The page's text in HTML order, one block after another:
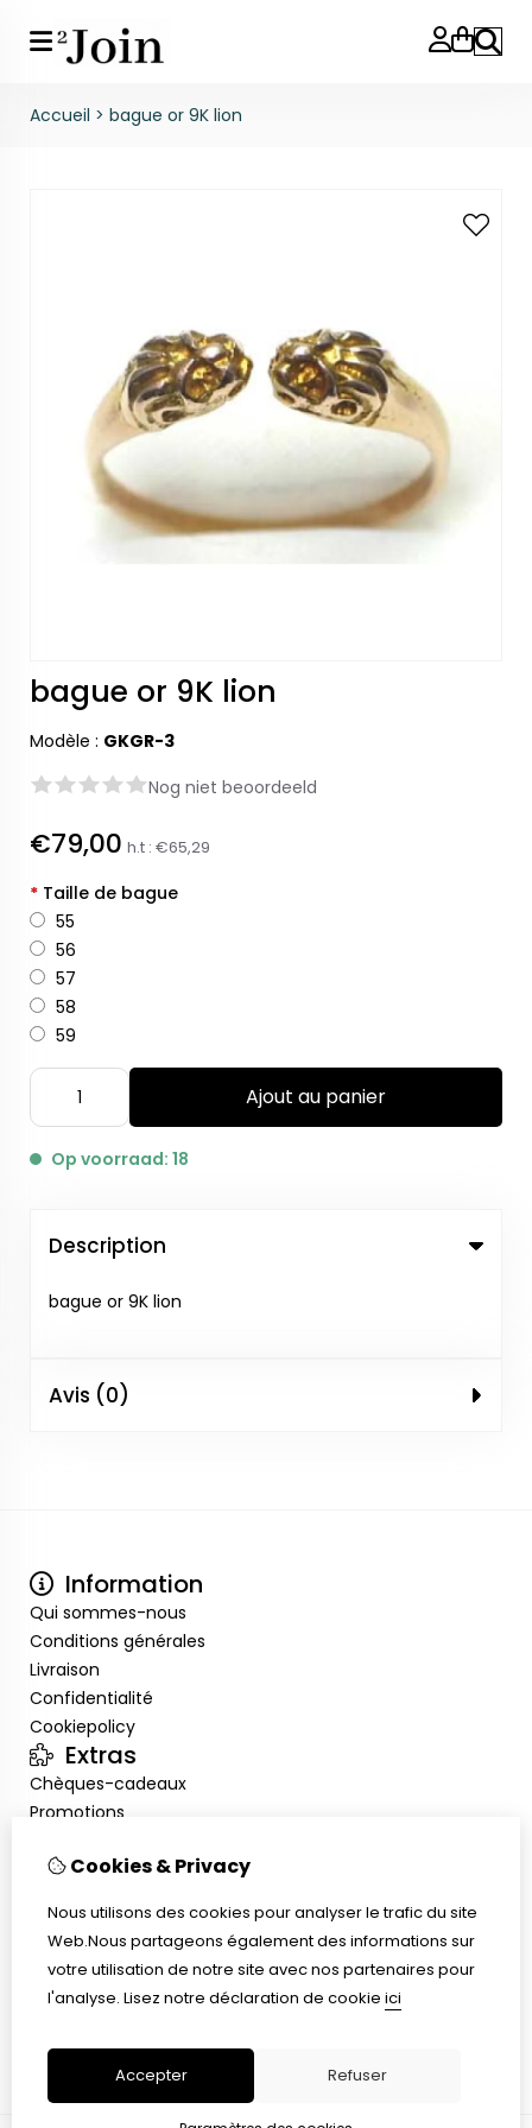
Accueil > bague or 9K lion
bague or 9K lion
Modèle : GKGR-3
Nog niet beoordeeld
€79,00 h.t : €65,29
* Taille de bague
55
56
57
58
59
Ajout au panier
Op voorraad: 18
Description
bague or 9K lion
Avis (0)
Information
Qui sommes-nous
Conditions générales
Livraison
Confidentialité
Cookiepolicy
Extras
Chèques-cadeaux
Promotions
Inloggen
Service client
Plan du site
Cookies & Privacy
Nous utilisons des cookies pour analyser le trafic du site
Web.Nous partageons également des informations sur
votre utilisation de notre site avec nos partenaires pour
l'analyse. Lisez notre déclaration de cookie ici
Accepter Refuser